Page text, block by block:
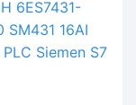
6ES7431-
SM431 16AI
Siemen S7